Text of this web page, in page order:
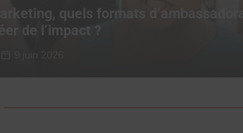
quels formats d’ambassadorat
de l’impact ?